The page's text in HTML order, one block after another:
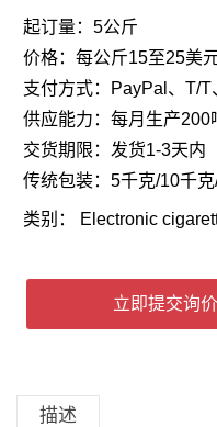
起订量：5公斤
价格：每公斤15至25美
支付方式：PayPal、T/
供应能力：每月生产200
交货期限：发货1-3天内
传统包装：5千克/10千
类别： Electronic
立即提交询价
描述